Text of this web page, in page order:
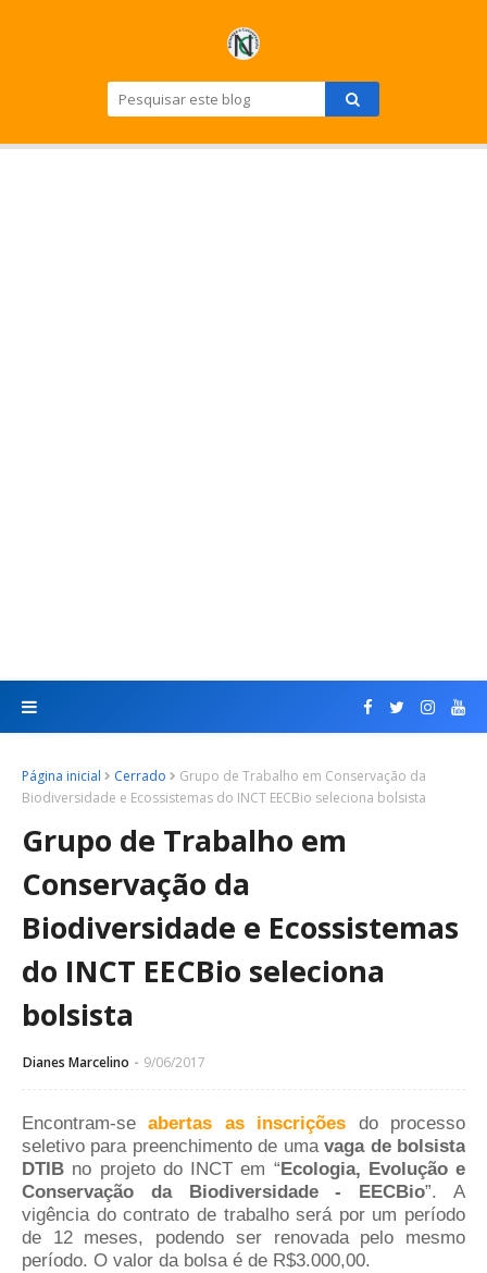
Página inicial Cerrado
Grupo de Trabalho em Conservação da
Biodiversidade e Ecossistemas do INCT EECBio seleciona bolsista
Grupo de Trabalho em
Conservação da
Biodiversidade e Ecossistemas
do INCT EECBio seleciona
bolsista
Dianes Marcelino 9/06/2017
Encontram-seabertas as inscrições do processo
seletivo para preenchimento de umavaga de bolsista
DTIB no projeto do INCT em “Ecologia, Evolução e
Conservação da Biodiversidade - EECBio”. A
vigência do contrato de trabalho será por um período
de 12 meses, podendo ser renovada pelo mesmo
período. O valor da bolsa é de R$3.000,00.